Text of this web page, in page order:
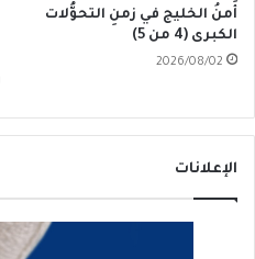
أَمنُ الخليج في زمنِ التحوُّلات
الكبرى (4 من 5)
2026/08/02
الإعلانات